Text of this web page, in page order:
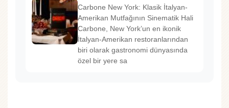
Carbone New York: Klasik İtalyan-
Amerikan Mutfağının Sinematik Hali
Carbone, New York’un en ikonik
İtalyan-Amerikan restoranlarından
biri olarak gastronomi dünyasında
özel bir yere sa